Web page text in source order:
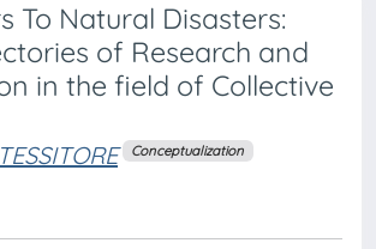
To Natural Disasters:
of Research and
in the field of Collective
Conceptualization